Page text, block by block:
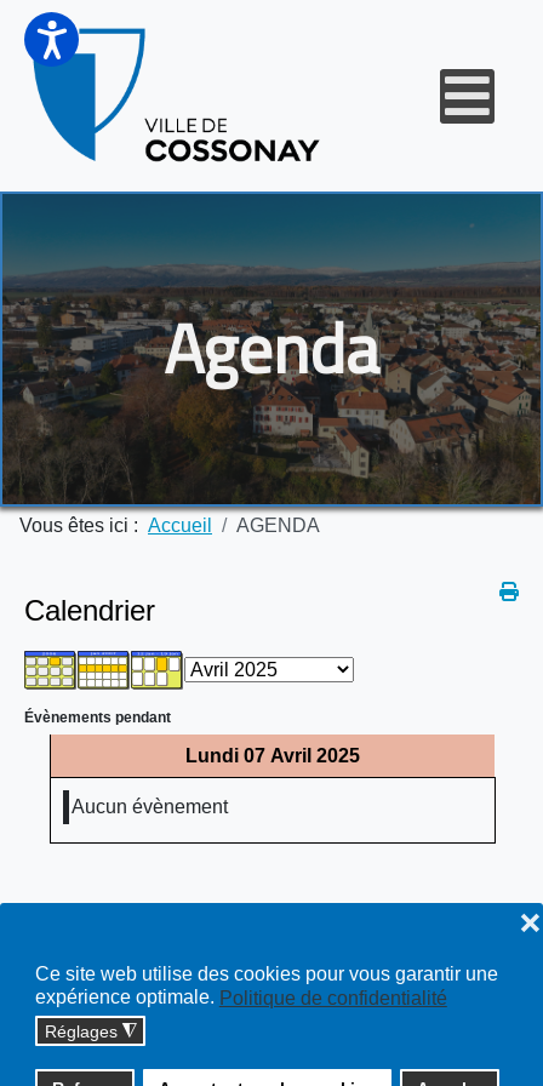
Ce site web utilise des cookies pour vous garantir une
expérience optimale. Politique de confidentialité
Réglages ◮
❌
Agenda
Vous êtes ici : Accueil AGENDA
Calendrier
Évènements pendant
Lundi 07 Avril 2025
Aucun évènement
Copyright © 2026 cossonay.ch - tous droits réservés | site :